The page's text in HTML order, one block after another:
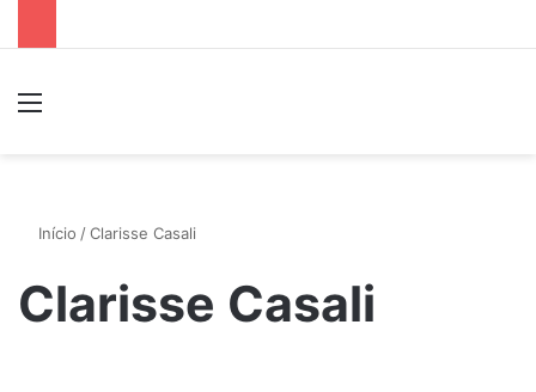
Início /Clarisse Casali
Clarisse Casali